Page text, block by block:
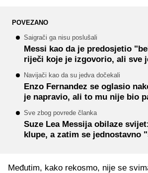
POVEZANO
Saigrači ga nisu poslušali
Messi kao da je predosjetio
riječi koje je izgovorio, ali sve
Navijači kao da su jedva dočekali
Enzo Fernandez se oglasio
je napravio, ali to mu nije bio
Sve zbog povrede članka
Suze Lea Messija obilaze
klupe, a zatim se jednostavno
Međutim, kako rekosmo, nije se